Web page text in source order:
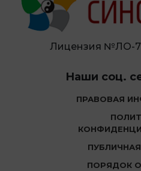
Лицензия №ЛО-
Наши соц.
ПРАВОВАЯ
ПОРЯДОК